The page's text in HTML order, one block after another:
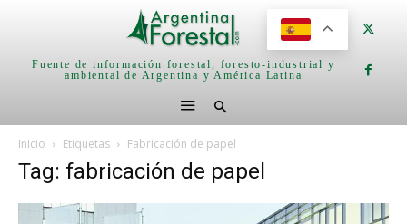
Fuente de información forestal, foresto-industrial y
ambiental de Argentina y América Latina
Inicio Etiquetas Fabricación de papel
Tag: fabricación de papel